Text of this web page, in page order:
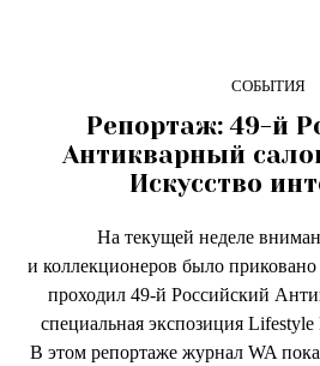
СОБЫТИЯ
Репортаж: 49-й
Антикварный
Искусство
На текущей неделе
и коллекционеров было приковано
проходил 49-й Российский
специальная экспозиция Lifestyle
В этом репортаже журнал WA